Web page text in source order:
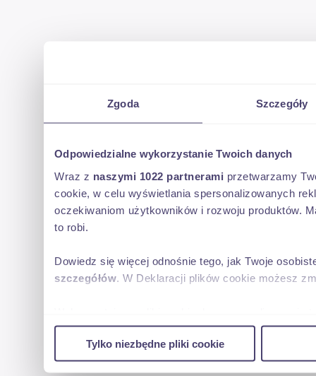
Zgoda Szczegóły
Odpowiedzialne wykorzystanie Twoich danych
Wraz z naszymi 1022 partnerami przetwarzamy
cookie, w celu wyświetlania spersonalizowanych
oczekiwaniom użytkowników i rozwoju produktów.
to robi.
Dowiedz się więcej odnośnie tego, jak Twoje
szczegółów . W Deklaracji plików cookie możesz
w naszej witrynie. Informacje o tym, jak korzystasz
reklamowym i analitycznym. Partnerzy mogą
uzyskanymi podczas korzystania z ich usług.
Tylko niezbędne pliki cookie